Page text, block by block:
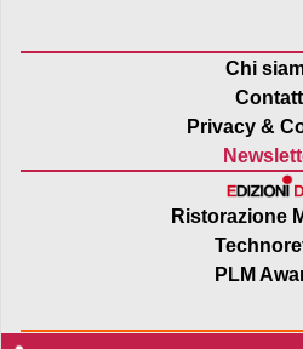
Chi
Privacy &
Ristorazione
PLM